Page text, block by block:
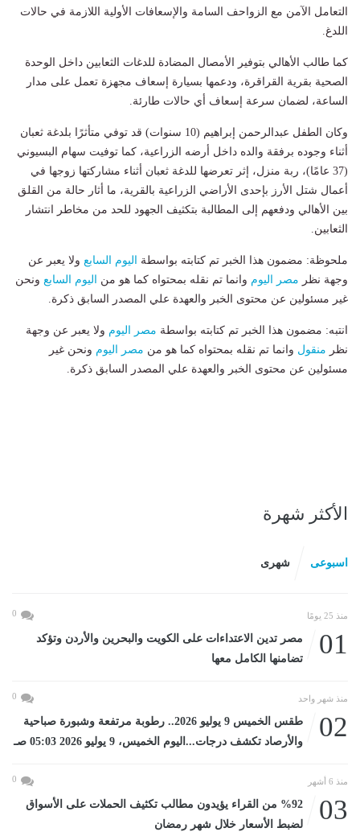
التعامل الآمن مع الزواحف السامة والإسعافات الأولية اللازمة في حالات
اللدغ.
كما طالب الأهالي بتوفير الأمصال المضادة للدغات الثعابين داخل الوحدة
الصحية بقرية القراقرة، ودعمها بسيارة إسعاف مجهزة تعمل على مدار
الساعة، لضمان سرعة إسعاف أي حالات طارئة.
وكان الطفل عبدالرحمن إبراهيم (10 سنوات) قد توفي متأثرًا بلدغة ثعبان
أثناء وجوده برفقة والده داخل أرضه الزراعية، كما توفيت سهام البسيوني
(37 عامًا)، ربة منزل، إثر تعرضها للدغة ثعبان أثناء مشاركتها زوجها في
أعمال شتل الأرز بإحدى الأراضي الزراعية بالقرية، ما أثار حالة من القلق
بين الأهالي ودفعهم إلى المطالبة بتكثيف الجهود للحد من مخاطر انتشار
الثعابين.
ملحوظة: مضمون هذا الخبر تم كتابته بواسطة اليوم السابع ولا يعبر عن
وجهة نظر مصر اليوم وانما تم نقله بمحتواه كما هو من اليوم السابع ونحن
غير مسئولين عن محتوى الخبر والعهدة علي المصدر السابق ذكرة.
انتبه: مضمون هذا الخبر تم كتابته بواسطة مصر اليوم ولا يعبر عن وجهة
نظر منقول وانما تم نقله بمحتواه كما هو من مصر اليوم ونحن غير
مسئولين عن محتوى الخبر والعهدة علي المصدر السابق ذكرة.
الأكثر شهرة
اسبوعى شهرى
منذ 25 يومًا 0
01
مصر تدين الاعتداءات على الكويت والبحرين والأردن وتؤكد
تضامنها الكامل معها
منذ شهر واحد 0
02
طقس الخميس 9 يوليو 2026.. رطوبة مرتفعة وشبورة صباحية
والأرصاد تكشف درجات...اليوم الخميس، 9 يوليو 2026 05:03 صـ
منذ 6 أشهر 0
03
%92 من القراء يؤيدون مطالب تكثيف الحملات على الأسواق
لضبط الأسعار خلال شهر رمضان